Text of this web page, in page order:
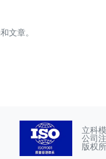
文章。
立科
公司
版权